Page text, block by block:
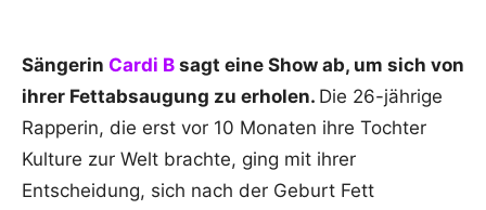
Sängerin Cardi B sagt eine Show ab, um sich von
ihrer Fettabsaugung zu erholen. Die 26-jährige
Rapperin, die erst vor 10 Monaten ihre Tochter
Kulture zur Welt brachte, ging mit ihrer
Entscheidung, sich nach der Geburt Fett